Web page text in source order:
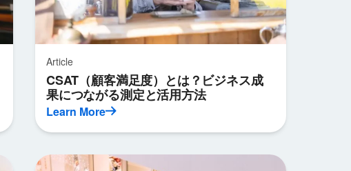
Article
CSAT（顧客満足度）とは？ビジネス成
果につながる測定と活用方法
Learn More